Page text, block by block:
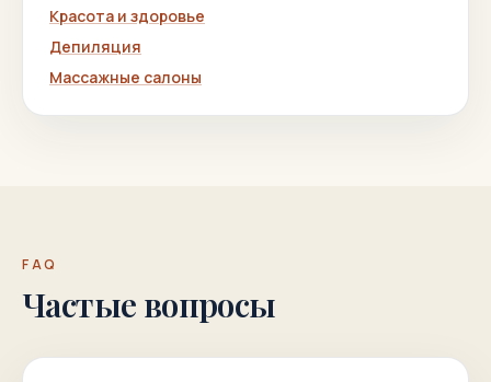
Красота и здоровье
Депиляция
Массажные салоны
FAQ
Частые вопросы